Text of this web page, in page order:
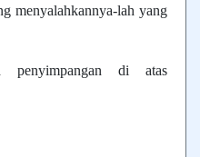
menyalahkannya-lah yang
penyimpangan di atas